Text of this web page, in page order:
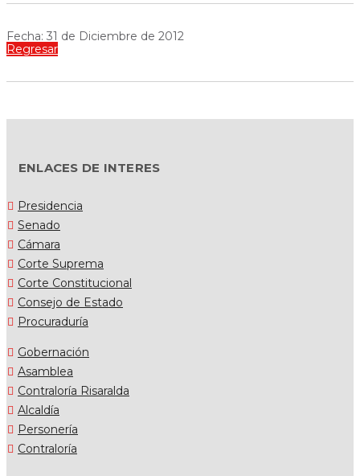
Fecha: 31 de Diciembre de 2012
Regresar
ENLACES DE INTERES
Presidencia
Senado
Cámara
Corte Suprema
Corte Constitucional
Consejo de Estado
Procuraduría
Gobernación
Asamblea
Contraloría Risaralda
Alcaldía
Personería
Contraloría